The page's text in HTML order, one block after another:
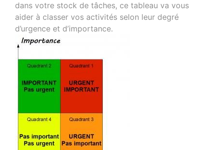
dans votre stock de tâches, ce tableau va vous
aider à classer vos activités selon leur degré
d’urgence et d’importance.